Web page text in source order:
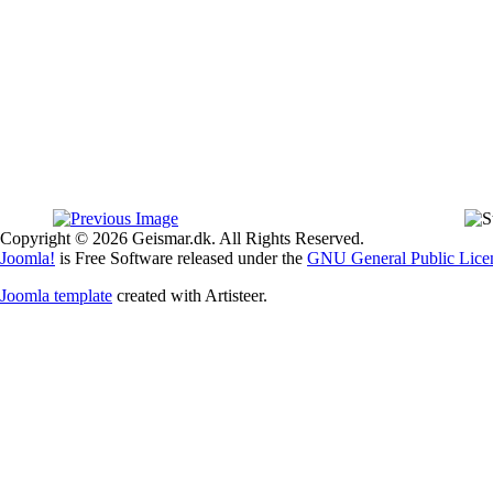
Copyright © 2026 Geismar.dk. All Rights Reserved.
Joomla! is Free Software released under the GNU General Public
Joomla template created with Artisteer.